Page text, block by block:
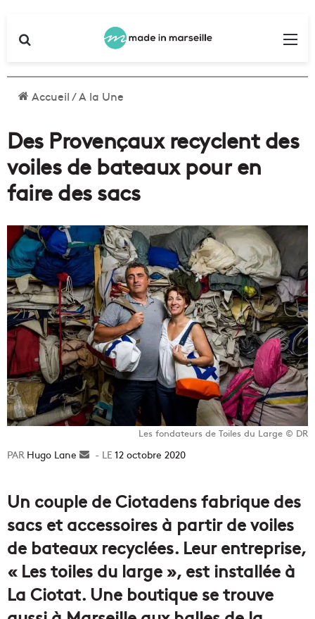
Accueil/A la Une
Des Provençaux recyclent des
voiles de bateaux pour en
faire des sacs
Les fondateurs de Toiles du Large © DR
Hugo Lane
Envoyer12 octobre 2020
Un couple de Ciotadens fabrique des
sacs et accessoires à partir de voiles
de bateaux recyclées. Leur entreprise,
« Les toiles du large », est installée à
La Ciotat. Une boutique se trouve